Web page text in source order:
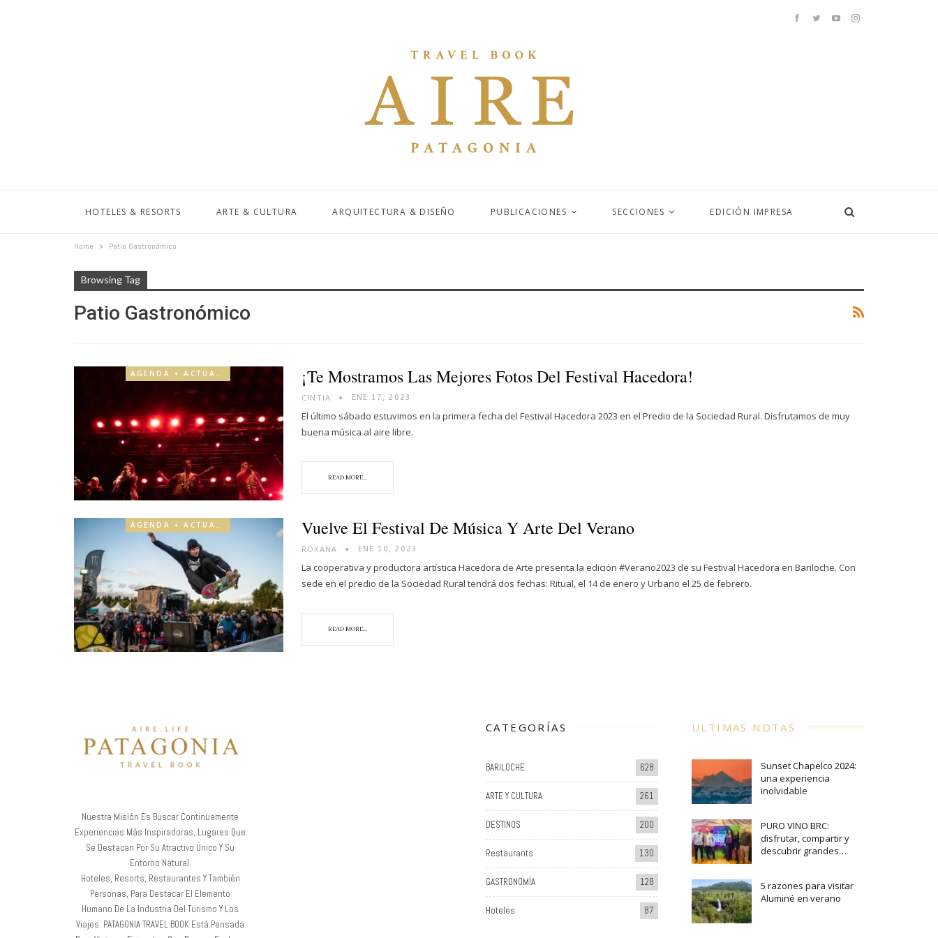
HOTELES & RESORTS ARTE & CULTURA ARQUITECTURA & DISEÑO PUBLICACIONES SECCIONES EDICIÓN IMPRESA
Home Patio Gastronómico
Browsing Tag
Patio Gastronómico
¡Te Mostramos Las Mejores Fotos Del Festival Hacedora!
CINTIA ENE 17, 2023
El último sábado estuvimos en la primera fecha del Festival Hacedora 2023 en el Predio de la Sociedad Rural. Disfrutamos de muy
buena música al aire libre.
READ MORE...
Vuelve El Festival De Música Y Arte Del Verano
ROXANA ENE 10, 2023
La cooperativa y productora artística Hacedora de Arte presenta la edición #Verano2023 de su Festival Hacedora en Bariloche. Con
sede en el predio de la Sociedad Rural tendrá dos fechas: Ritual, el 14 de enero y Urbano el 25 de febrero.
READ MORE...
Nuestra Misión Es Buscar Continuamente
Experiencias Más Inspiradoras, Lugares Que
Se Destacan Por Su Atractivo Único Y Su
Entorno Natural.
Hoteles, Resorts, Restaurantes Y También
Personas, Para Destacar El Elemento
Humano De La Industria Del Turismo Y Los
Viajes. PATAGONIA TRAVEL BOOK Está Pensada
CATEGORÍAS
BARILOCHE 628
ARTE Y CULTURA 261
DESTINOS 200
Restaurants 130
GASTRONOMÍA 128
Hoteles 87
ULTIMAS NOTAS
Sunset Chapelco 2024:
una experiencia
inolvidable
PURO VINO BRC:
disfrutar, compartir y
descubrir grandes…
5 razones para visitar
Aluminé en verano